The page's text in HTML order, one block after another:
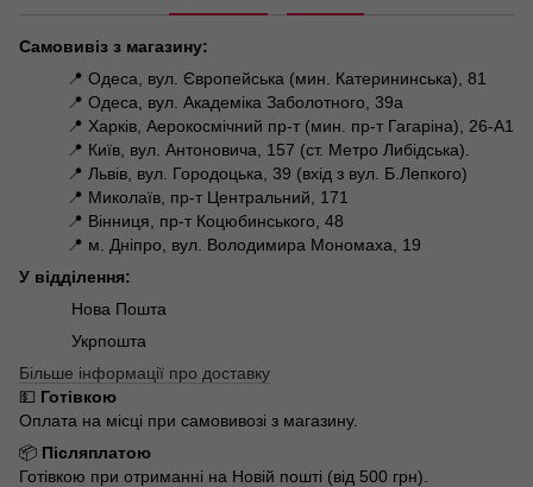
Самовивіз з магазину:
📍 Одеса, вул. Європейська (мин. Катерининська), 81
📍 Одеса, вул. Академіка Заболотного, 39а
📍 Харків, Аерокосмічний пр-т (мин. пр-т Гагаріна), 26-А1
📍 Київ, вул. Антоновича, 157 (ст. Метро Либідська).
📍 Львів, вул. Городоцька, 39 (вхід з вул. Б.Лепкого)
📍 Миколаїв, пр-т Центральний, 171
📍 Вінниця, пр-т Коцюбинського, 48
📍 м. Дніпро, вул. Володимира Мономаха, 19
У відділення:
Нова Пошта
Укрпошта
Більше інформації про доставку
💵 Готівкою
Оплата на місці при самовивозі з магазину.
📦 Післяплатою
Готівкою при отриманні на Новій пошті (від 500 грн).